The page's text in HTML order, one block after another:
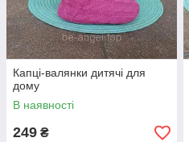
Капці-валянки дитячі для
дому
В наявності
249 ₴